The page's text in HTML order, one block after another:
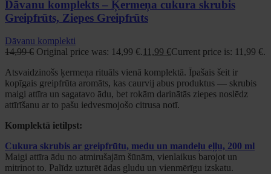
Dāvanu komplekts – Ķermeņa cukura skrubis
Greipfrūts, Ziepes Greipfrūts
Dāvanu komplekti
14,99€ Original price was: 14,99 €.11,99 €Current price is: 11,99 €.
Atsvaidzinošs ķermeņa rituāls vienā komplektā. Īpašais šeit ir
kopīgais greipfrūta aromāts, kas caurvij abus produktus — skrubis
maigi attīra un sagatavo ādu, bet rokām darinātās ziepes noslēdz
attīrīšanu ar to pašu iedvesmojošo citrusa notī.
Komplektā ietilpst:
Cukura skrubis ar greipfrūtu, medu un mandeļu eļļu, 200 ml
Maigi attīra ādu no atmirušajām šūnām, vienlaikus barojot un
mitrinot to. Palīdz uzturēt ādas gludu un vienmērīgu izskatu.